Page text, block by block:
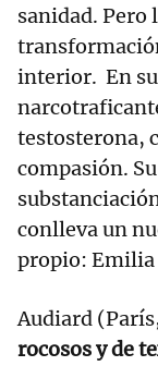
sanidad. Pero
interior. En
testosterona,
compasión.
conlleva un
propio: Emilia
Audiard
rocosos y de